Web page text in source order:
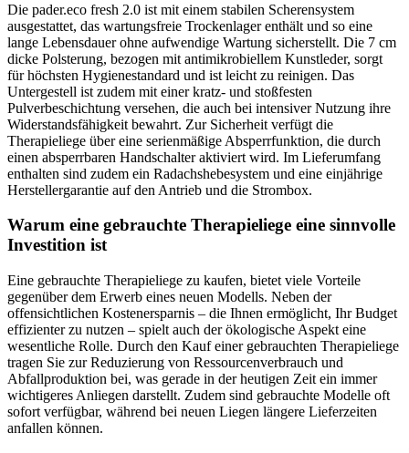
Die pader.eco fresh 2.0 ist mit einem stabilen Scherensystem
ausgestattet, das wartungsfreie Trockenlager enthält und so eine
lange Lebensdauer ohne aufwendige Wartung sicherstellt. Die 7 cm
dicke Polsterung, bezogen mit antimikrobiellem Kunstleder, sorgt
für höchsten Hygienestandard und ist leicht zu reinigen. Das
Untergestell ist zudem mit einer kratz- und stoßfesten
Pulverbeschichtung versehen, die auch bei intensiver Nutzung ihre
Widerstandsfähigkeit bewahrt. Zur Sicherheit verfügt die
Therapieliege über eine serienmäßige Absperrfunktion, die durch
einen absperrbaren Handschalter aktiviert wird. Im Lieferumfang
enthalten sind zudem ein Radachshebesystem und eine einjährige
Herstellergarantie auf den Antrieb und die Strombox.
Warum eine gebrauchte Therapieliege eine sinnvolle
Investition ist
Eine gebrauchte Therapieliege zu kaufen, bietet viele Vorteile
gegenüber dem Erwerb eines neuen Modells. Neben der
offensichtlichen Kostenersparnis – die Ihnen ermöglicht, Ihr Budget
effizienter zu nutzen – spielt auch der ökologische Aspekt eine
wesentliche Rolle. Durch den Kauf einer gebrauchten Therapieliege
tragen Sie zur Reduzierung von Ressourcenverbrauch und
Abfallproduktion bei, was gerade in der heutigen Zeit ein immer
wichtigeres Anliegen darstellt. Zudem sind gebrauchte Modelle oft
sofort verfügbar, während bei neuen Liegen längere Lieferzeiten
anfallen können.